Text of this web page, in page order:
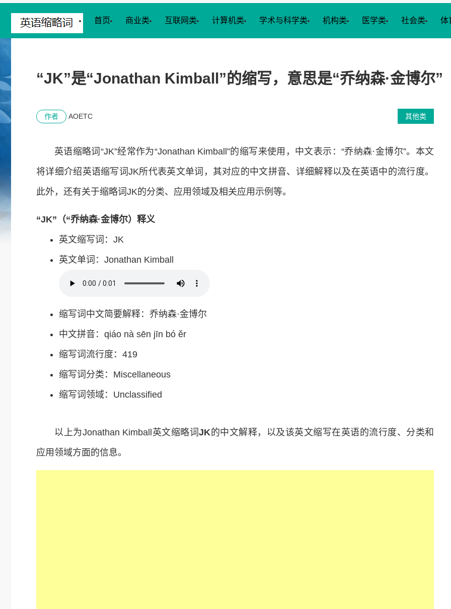
首页 商业类 互联网类 计算机类 学术与科学类 机构类 医学类 社会类 体
“JK”是“Jonathan Kimball”的缩写，意思是“乔纳森·金博尔”
其他类
作者 AOETC
英语缩略词“JK”经常作为“Jonathan Kimball”的缩写来使用，中文表示：“乔纳森·金博尔”。本文
将详细介绍英语缩写词JK所代表英文单词，其对应的中文拼音、详细解释以及在英语中的流行度。
此外，还有关于缩略词JK的分类、应用领域及相关应用示例等。
“JK”（“乔纳森·金博尔）释义
英文缩写词：JK
英文单词：Jonathan Kimball
缩写词中文简要解释：乔纳森·金博尔
中文拼音：qiáo nà sēn jīn bó ěr
缩写词流行度：419
缩写词分类：Miscellaneous
缩写词领域：Unclassified
以上为Jonathan Kimball英文缩略词 JK的中文解释，以及该英文缩写在英语的流行度、分类和
应用领域方面的信息。